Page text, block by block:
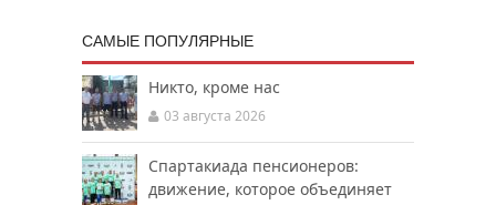
САМЫЕ ПОПУЛЯРНЫЕ
Никто, кроме нас
03 августа 2026
Спартакиада пенсионеров:
движение, которое объединяет